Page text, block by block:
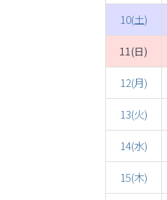
10(土)
11(日)
12(月)
13(火)
14(水)
15(木)